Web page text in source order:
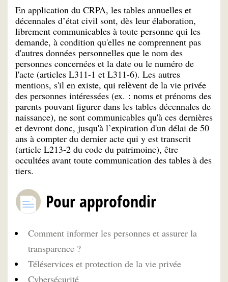
En application du CRPA, les tables annuelles et
décennales d’état civil sont, dès leur élaboration,
librement communicables à toute personne qui les
demande, à condition qu'elles ne comprennent pas
d'autres données personnelles que le nom des
personnes concernées et la date ou le numéro de
l'acte (articles L311-1 et L311-6). Les autres
mentions, s'il en existe, qui relèvent de la vie privée
des personnes intéressées (ex. : noms et prénoms des
parents pouvant figurer dans les tables décennales de
naissance), ne sont communicables qu'à ces dernières
et devront donc, jusqu'à l’expiration d'un délai de 50
ans à compter du dernier acte qui y est transcrit
(article L213-2 du code du patrimoine), être
occultées avant toute communication des tables à des
tiers.
Pour approfondir
Comment informer les personnes et assurer la
transparence ?
Téléservices et protection de la vie privée
Cybersécurité